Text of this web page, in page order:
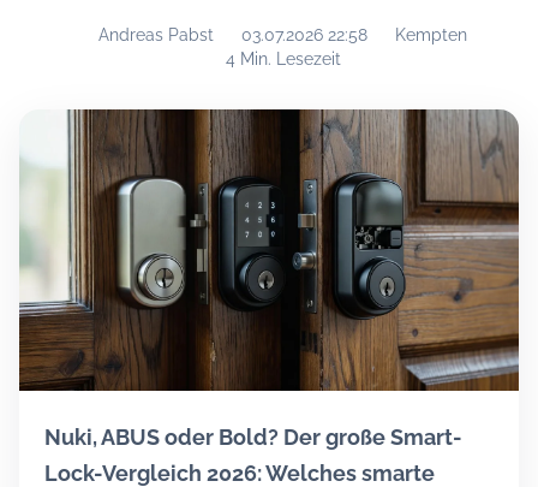
Andreas Pabst 03.07.2026 22:58
Kempten
4 Min. Lesezeit
Nuki, ABUS oder Bold? Der große Smart-
Lock-Vergleich 2026: Welches smarte